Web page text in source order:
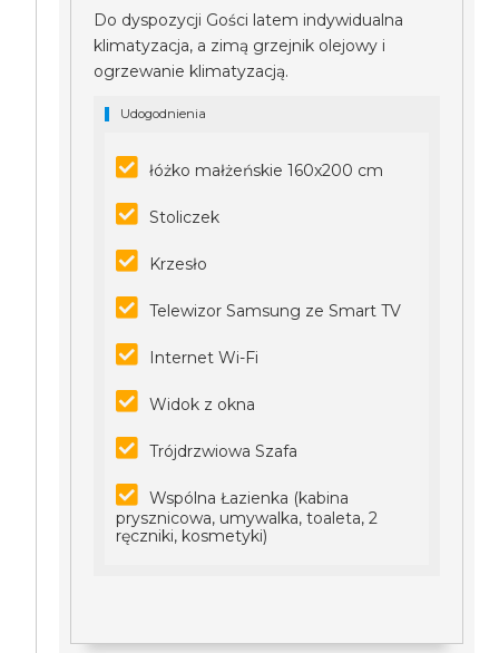
Do dyspozycji Gości latem indywidualna
klimatyzacja, a zimą grzejnik olejowy i
ogrzewanie klimatyzacją.
Udogodnienia
łóżko małżeńskie 160x200 cm
Stoliczek
Krzesło
Telewizor Samsung ze Smart TV
Internet Wi-Fi
Widok z okna
Trójdrzwiowa Szafa
Wspólna Łazienka (kabina
prysznicowa, umywalka, toaleta, 2
ręczniki, kosmetyki)